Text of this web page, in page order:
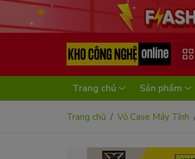
Trang chủ Sản phẩm
Trang chủ Vỏ Case Máy Tính